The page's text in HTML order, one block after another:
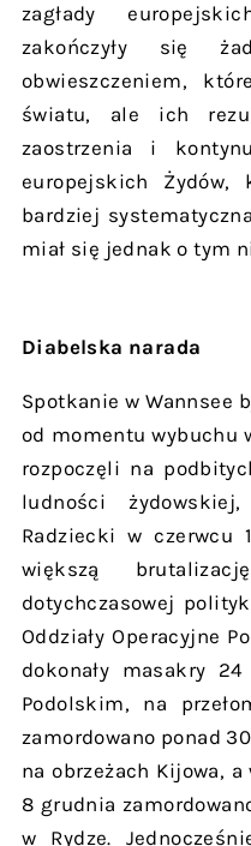
zagłady
zakończyły się
obwieszczeniem,
światu, ale ich
zaostrzenia i
europejskich
bardziej
miał się jednak o tym
Diabelska narada
Spotkanie w Wannsee
od momentu wybuchu
rozpoczęli na
ludności
Radziecki w czerwcu
większą
dotychczasowej
Oddziały Operacyjne
dokonały masakry
Podolskim, na
zamordowano ponad
na obrzeżach Kijowa,
8 grudnia
w Rydze.